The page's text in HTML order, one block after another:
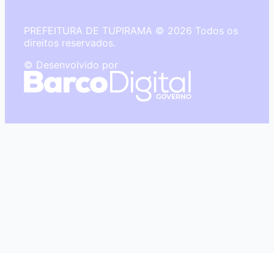
PREFEITURA DE TUPIRAMA © 2026 Todos os
direitos reservados.
© Desenvolvido por